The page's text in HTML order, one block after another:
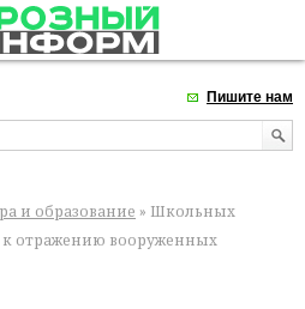
Пишите нам
и образование » Школьных
к отражению вооруженных